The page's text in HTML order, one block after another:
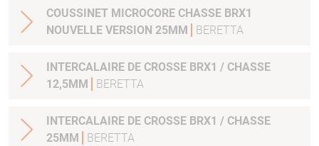
COUSSINET MICROCORE CHASSE BRX1
NOUVELLE VERSION 25MM
BERETTA
INTERCALAIRE DE CROSSE BRX1 / CHASSE
12,5MM
BERETTA
INTERCALAIRE DE CROSSE BRX1 / CHASSE
25MM
BERETTA